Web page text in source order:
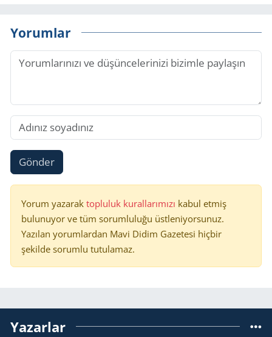
Yorumlar
Gönder
Yorum yazarak topluluk kurallarımızı kabul etmiş
bulunuyor ve tüm sorumluluğu üstleniyorsunuz.
Yazılan yorumlardan Mavi Didim Gazetesi hiçbir
şekilde sorumlu tutulamaz.
Yazarlar